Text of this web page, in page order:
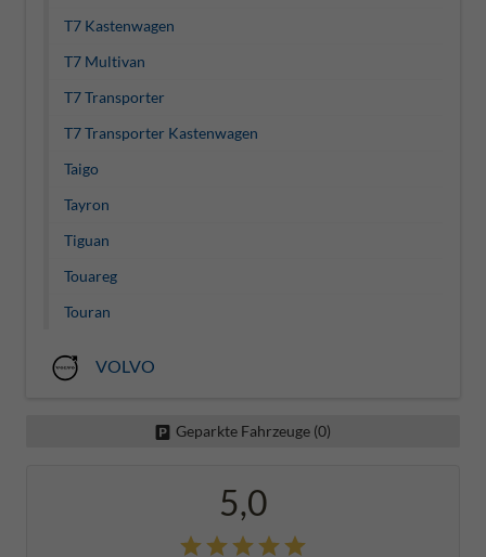
T7 Kastenwagen
T7 Multivan
T7 Transporter
T7 Transporter Kastenwagen
Taigo
Tayron
Tiguan
Touareg
Touran
VOLVO
Geparkte Fahrzeuge (0)
5,0